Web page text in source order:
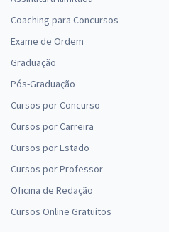
Coaching para Concursos
Exame de Ordem
Graduação
Pós-Graduação
Cursos por Concurso
Cursos por Carreira
Cursos por Estado
Cursos por Professor
Oficina de Redação
Cursos Online Gratuitos